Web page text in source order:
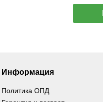
Информация
Политика ОПД